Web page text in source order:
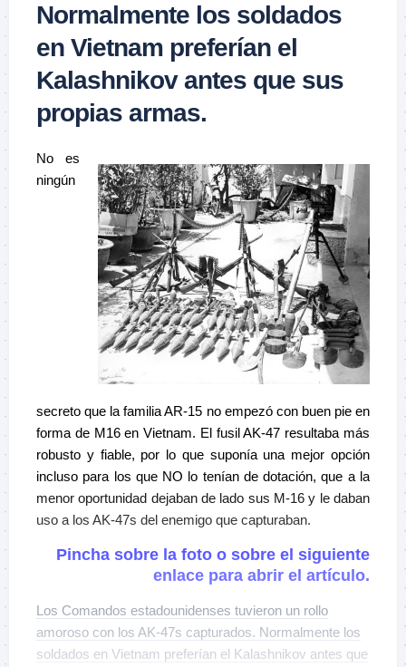
Normalmente los soldados
en Vietnam preferían el
Kalashnikov antes que sus
propias armas.
No es
ningún
secreto que la familia AR-15 no empezó con buen pie en
forma de M16 en Vietnam. El fusil AK-47 resultaba más
robusto y fiable, por lo que suponía una mejor opción
incluso para los que NO lo tenían de dotación, que a la
menor oportunidad dejaban de lado sus M-16 y le daban
uso a los AK-47s del enemigo que capturaban.
Pincha sobre la foto o sobre el siguiente
enlace para abrir el artículo.
Los Comandos estadounidenses tuvieron un rollo
amoroso con los AK-47s capturados. Normalmente los
soldados en Vietnam preferían el Kalashnikov antes que